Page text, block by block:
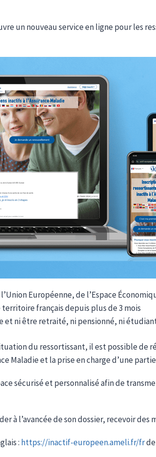
un nouveau service en ligne pour les
Européenne, de l’Espace
français depuis plus de 3 mois
et ni être retraité, ni pensionné, ni
du ressortissant, il est possible de
Maladie et la prise en charge d’une
sécurisé et personnalisé afin de
à l’avancée de son dossier, recevoir des
: https://inactif-europeen.ameli.fr/fr